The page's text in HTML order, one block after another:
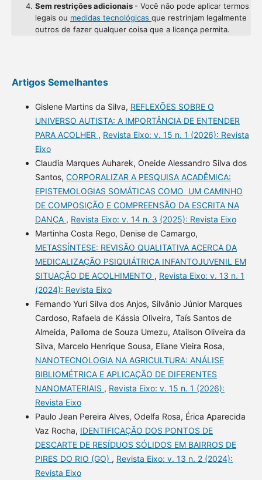
Sem restrições adicionais - Você não pode aplicar termos
legais ou medidas tecnológicas que restrinjam legalmente
outros de fazer qualquer coisa que a licença permita.
Artigos Semelhantes
Gislene Martins da Silva, REFLEXÕES SOBRE O
UNIVERSO AUTISTA: A IMPORTÂNCIA DE ENTENDER
PARA ACOLHER , Revista Eixo: v. 15 n. 1 (2026): Revista
Eixo
Claudia Marques Auharek, Oneide Alessandro Silva dos
Santos, CORPORALIZAR A PESQUISA ACADÊMICA:
EPISTEMOLOGIAS SOMÁTICAS COMO UM CAMINHO
DE COMPOSIÇÃO E COMPREENSÃO DA ESCRITA NA
DANÇA , Revista Eixo: v. 14 n. 3 (2025): Revista Eixo
Martinha Costa Rego, Denise de Camargo,
METASSÍNTESE: REVISÃO QUALITATIVA ACERCA DA
MEDICALIZAÇÃO PSIQUIÁTRICA INFANTOJUVENIL EM
SITUAÇÃO DE ACOLHIMENTO , Revista Eixo: v. 13 n. 1
(2024): Revista Eixo
Fernando Yuri Silva dos Anjos, Silvânio Júnior Marques
Cardoso, Rafaela de Kássia Oliveira, Taís Santos de
Almeida, Palloma de Souza Umezu, Atailson Oliveira da
Silva, Marcelo Henrique Sousa, Eliane Vieira Rosa,
NANOTECNOLOGIA NA AGRICULTURA: ANÁLISE
BIBLIOMÉTRICA E APLICAÇÃO DE DIFERENTES
NANOMATERIAIS , Revista Eixo: v. 15 n. 1 (2026):
Revista Eixo
Paulo Jean Pereira Alves, Odelfa Rosa, Érica Aparecida
Vaz Rocha, IDENTIFICAÇÃO DOS PONTOS DE
DESCARTE DE RESÍDUOS SÓLIDOS EM BAIRROS DE
PIRES DO RIO (GO) , Revista Eixo: v. 13 n. 2 (2024):
Revista Eixo